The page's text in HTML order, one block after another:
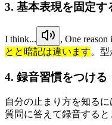
3. 基本表現を固定す
I think... , One reason
とと暗記は違います。型
4. 録音習慣をつける
自分の止まり方を知る
質問に答えて録音すると